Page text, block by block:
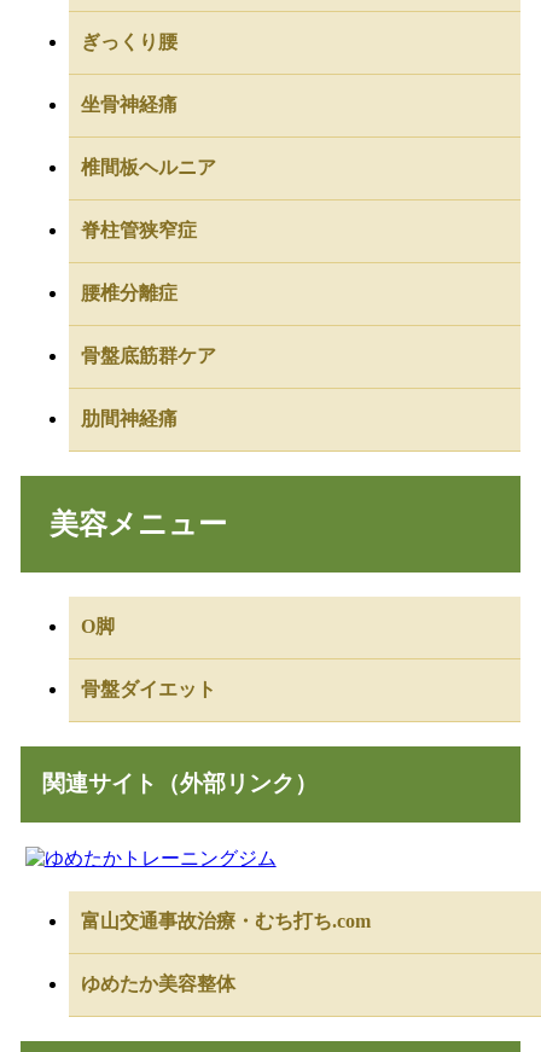
ぎっくり腰
坐骨神経痛
椎間板ヘルニア
脊柱管狭窄症
腰椎分離症
骨盤底筋群ケア
肋間神経痛
美容メニュー
O脚
骨盤ダイエット
関連サイト（外部リンク）
富山交通事故治療・むち打ち.com
ゆめたか美容整体